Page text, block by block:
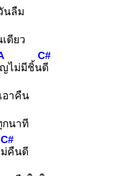
นลืม
ดียว
ไม่มีชิ้นดี
C#
อาคืน
นาที
คื
C#
นดี